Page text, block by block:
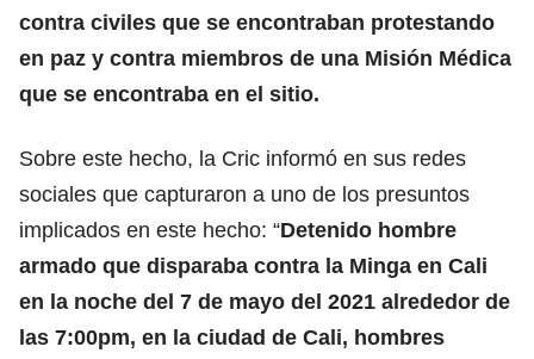
contra civiles que se encontraban protestando
en paz y contra miembros de una Misión Médica
que se encontraba en el sitio.
Sobre este hecho, la Cric informó en sus redes
sociales que capturaron a uno de los presuntos
implicados en este hecho: “Detenido hombre
armado que disparaba contra la Minga en Cali
en la noche del 7 de mayo del 2021 alrededor de
las 7:00pm, en la ciudad de Cali, hombres